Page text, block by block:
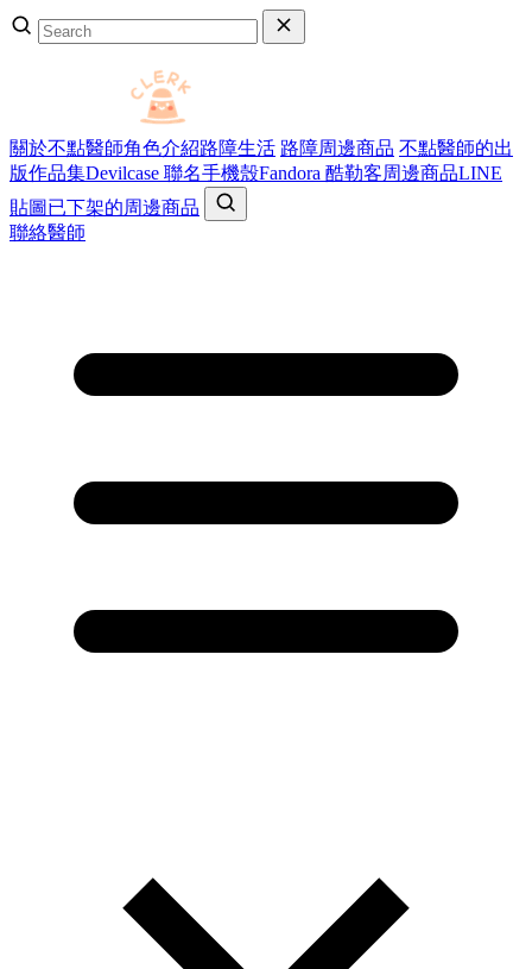
關於不點醫師角色介紹路障生活 路障周邊商品 不點醫師的出
版作品集Devilcase 聯名手機殼Fandora 酷勒客周邊商品LINE
貼圖 已下架的周邊商品
聯絡醫師